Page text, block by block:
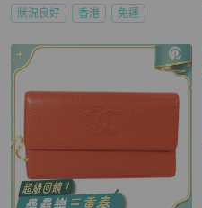
狀況良好 香港 免運